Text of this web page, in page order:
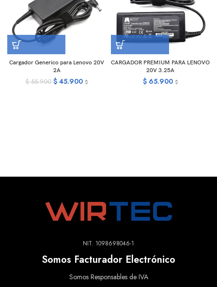
Cargador Generico para Lenovo 20V
2A
$55.900 $45.900 $
CARGADOR PREMIUM PARA LENOVO
20V 3.25A
$65.900 $
NIT. 1098698046-1
Somos Facturador Electrónico
Somos Responsables de IVA